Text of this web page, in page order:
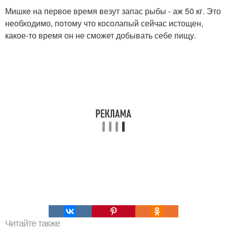
Мишке на первое время везут запас рыбы - аж 50 кг. Это
необходимо, потому что косолапый сейчас истощен,
какое-то время он не сможет добывать себе пищу.
Читайте также